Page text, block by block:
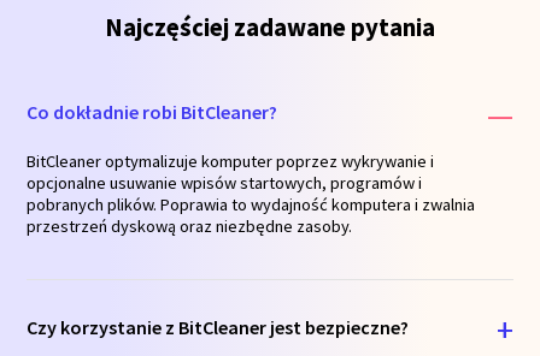
Najczęściej zadawane pytania
Co dokładnie robi BitCleaner?
BitCleaner optymalizuje komputer poprzez wykrywanie i
opcjonalne usuwanie wpisów startowych, programów i
pobranych plików. Poprawia to wydajność komputera i zwalnia
przestrzeń dyskową oraz niezbędne zasoby.
Czy korzystanie z BitCleaner jest bezpieczne?